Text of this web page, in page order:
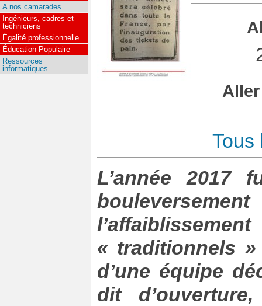
Tous
L’année 2017
« traditionnels »
d’une équipe
dit
A nos camarades
Ingénieurs, cadres et
techniciens
Égalité professionnelle
Éducation Populaire
Ressources
informatiques